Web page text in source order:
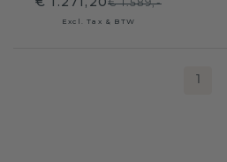
€ 1.589,-
Excl. Tax & BTW
1